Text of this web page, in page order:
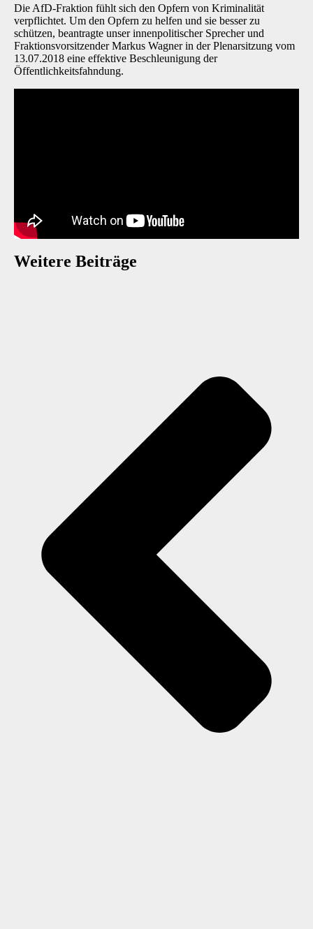
Die AfD-Fraktion fühlt sich den Opfern von Kriminalität
verpflichtet. Um den Opfern zu helfen und sie besser zu
schützen, beantragte unser innenpolitischer Sprecher und
Fraktionsvorsitzender Markus Wagner in der Plenarsitzung vom
13.07.2018 eine effektive Beschleunigung der
Öffentlichkeitsfahndung.
Weitere Beiträge